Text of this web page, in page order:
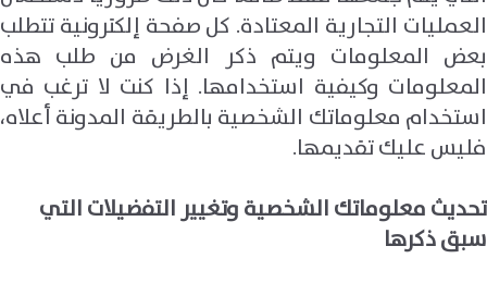
العمليات التجارية المعتادة. كل صفحة إلكترونية تتطلب
بعض المعلومات ويتم ذكر الغرض من طلب هذه
المعلومات وكيفية استخدامها. إذا كنت لا ترغب في
استخدام معلوماتك الشخصية بالطريقة المدونة أعلاه،
فليس عليك تقديمها.
تحديث معلوماتك الشخصية وتغيير التفضيلات التي
سبق ذكرها